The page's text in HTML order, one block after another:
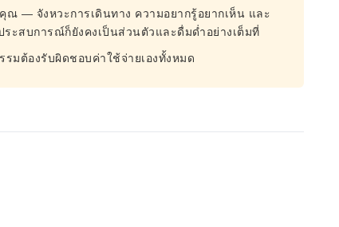
ณ — จังหวะการเดินทาง ความอยากรู้อยากเห็น และ
ะสบการณ์ก็ยังคงเป็นส่วนตัวและดื่มด่ำอย่างเต็มที่
มต้องรับผิดชอบค่าใช้จ่ายเองทั้งหมด